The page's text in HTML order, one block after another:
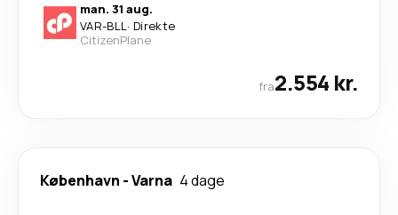
man. 31 aug.
VAR-BLL· Direkte
CitizenPlane
fra2.554 kr.
København -Varna 4 dage